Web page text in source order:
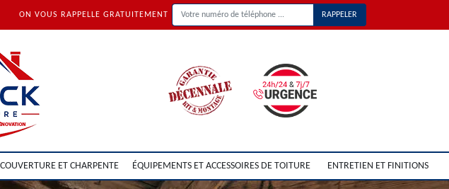
ON VOUS RAPPELLE GRATUITEMENT
COUVERTURE ET CHARPENTE ÉQUIPEMENTS ET ACCESSOIRES DE TOITURE ENTRETIEN ET FINITIONS